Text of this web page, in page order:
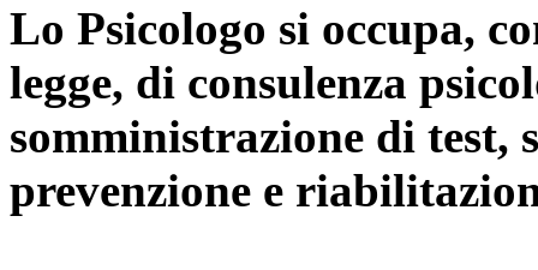
Lo Psicologo si occupa,
legge, di consulenza
somministrazione di test,
prevenzione e